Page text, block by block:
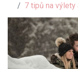
7 tipů na